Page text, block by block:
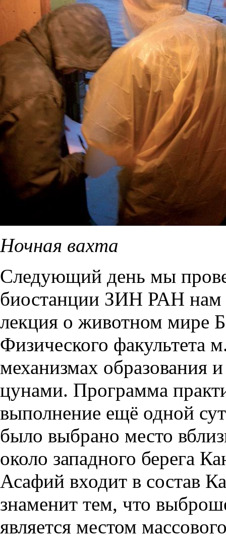
Ночная вахта
Следующий день мы
биостанции ЗИН РАН нам
лекция о животном мире
Физического факультета
механизмах образования
цунами. Программа
выполнение ещё одной
было выбрано место
около западного берега
Асафий входит в состав
знаменит тем, что
является местом